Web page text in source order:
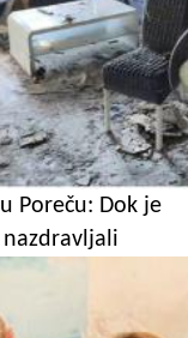
Poreču: Dok je